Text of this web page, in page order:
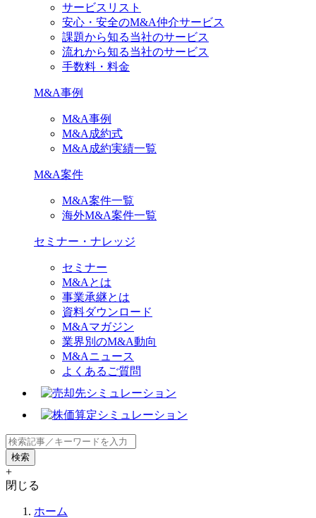
サービスリスト
安心・安全のM&A仲介サービス
課題から知る当社のサービス
流れから知る当社のサービス
手数料・料金
M&A事例
M&A事例
M&A成約式
M&A成約実績一覧
M&A案件
M&A案件一覧
海外M&A案件一覧
セミナー・ナレッジ
セミナー
M&Aとは
事業承継とは
資料ダウンロード
M&Aマガジン
業界別のM&A動向
M&Aニュース
よくあるご質問
+
閉じる
ホーム